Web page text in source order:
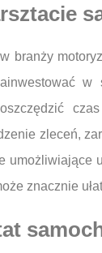
branży
zleceń,
znacznie